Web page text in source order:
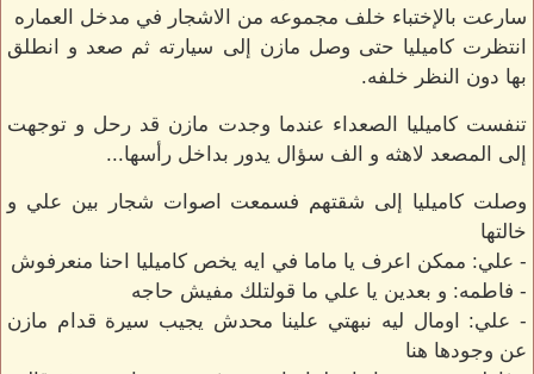
سارعت بالإختباء خلف مجموعه من الاشجار في مدخل العماره
انتظرت كاميليا حتى وصل مازن إلى سيارته ثم صعد و انطلق
بها دون النظر خلفه.
تنفست كاميليا الصعداء عندما وجدت مازن قد رحل و توجهت
إلى المصعد لاهثه و الف سؤال يدور بداخل رأسها...
وصلت كاميليا إلى شقتهم فسمعت اصوات شجار بين علي و
خالتها
- علي: ممكن اعرف يا ماما في ايه يخص كاميليا احنا منعرفوش
- فاطمه: و بعدين يا علي ما قولتلك مفيش حاجه
- علي: اومال ليه نبهتي علينا محدش يجيب سيرة قدام مازن
عن وجودها هنا